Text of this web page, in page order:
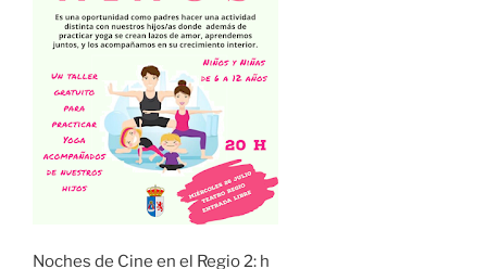
Noches de Cine en el Regio 2: h